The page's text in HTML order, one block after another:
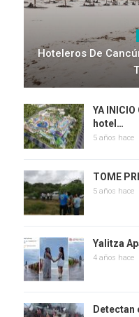
Hoteleros De
YA
hotel…
5 años hace
TOME
5 años hace
Yalitza
4 años hace